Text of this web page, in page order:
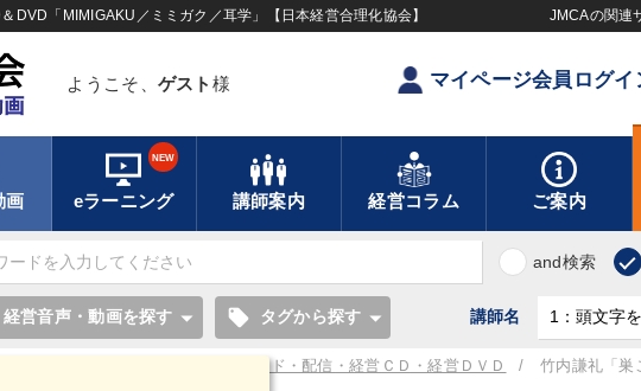
DVD「MIMIGAKU／ミミガク／耳学」【日本経営合理化協会】 JMCAの関連
ようこそ、 ゲスト 様 マイページ会員ログイ
画 eラーニング
NEW
講師案内 経営コラム ご案内
and検索
経営音声・動画を探す local_offer タグから探す 講師名
ティング 講演音声・動画ダウンロード・配信・経営ＣＤ・経営ＤＶＤ
竹内謙礼「巣